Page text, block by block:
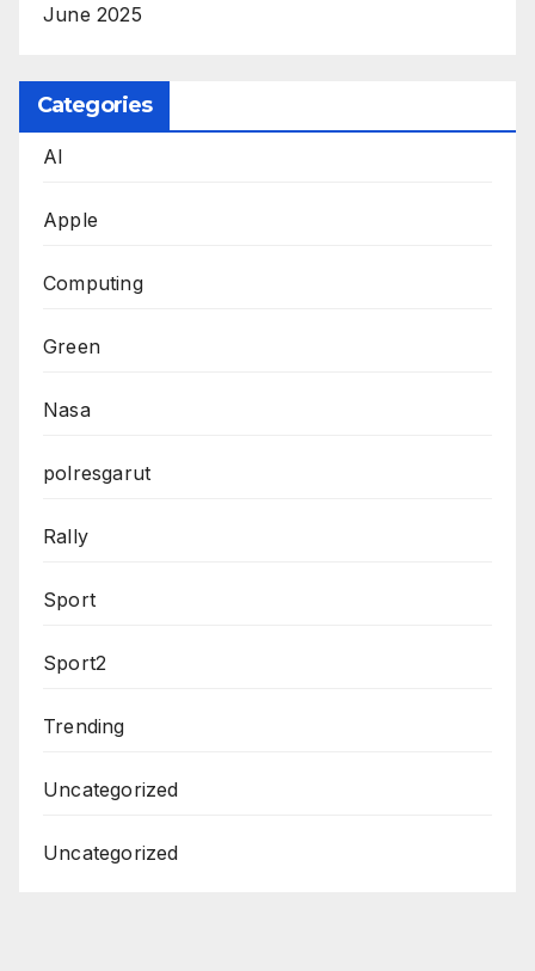
June 2025
Categories
AI
Apple
Computing
Green
Nasa
polresgarut
Rally
Sport
Sport2
Trending
Uncategorized
Uncategorized